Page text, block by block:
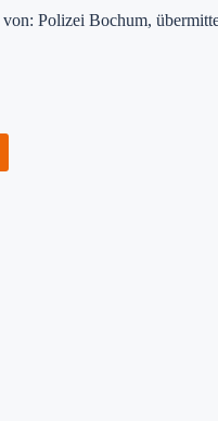
Polizei Bochum,